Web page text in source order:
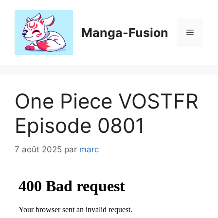
contenu
Manga-Fusion Menu
One Piece VOSTFR
Episode 0801
7 août 2025 par marc